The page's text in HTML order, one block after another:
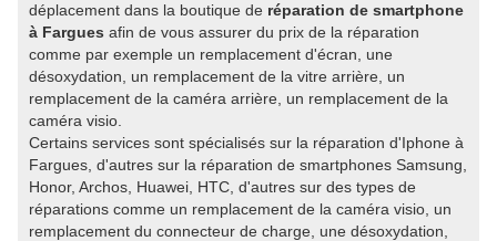
déplacement dans la boutique de réparation de smartphone
à Fargues afin de vous assurer du prix de la réparation
comme par exemple un remplacement d'écran, une
désoxydation, un remplacement de la vitre arrière, un
remplacement de la caméra arrière, un remplacement de la
caméra visio.
Certains services sont spécialisés sur la réparation d'Iphone à
Fargues, d'autres sur la réparation de smartphones Samsung,
Honor, Archos, Huawei, HTC, d'autres sur des types de
réparations comme un remplacement de la caméra visio, un
remplacement du connecteur de charge, une désoxydation,